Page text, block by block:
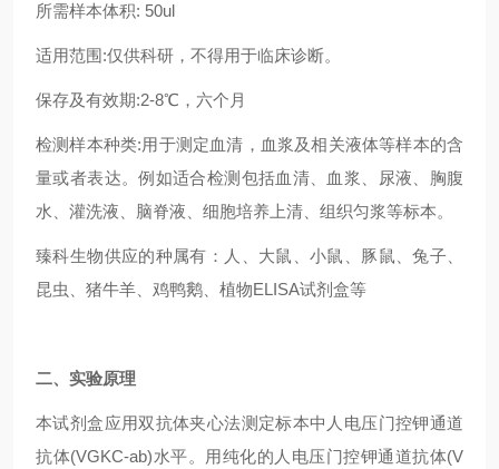
所需样本体积: 50ul
适用范围:仅供科研，不得用于临床诊断。
保存及有效期:2-8℃，六个月
检测样本种类:用于测定血清，血浆及相关液体等样本的含
量或者表达。例如适合检测包括血清、血浆、尿液、胸腹
水、灌洗液、脑脊液、细胞培养上清、组织匀浆等标本。
臻科生物供应的种属有：人、大鼠、小鼠、豚鼠、兔子、
昆虫、猪牛羊、鸡鸭鹅、植物ELISA试剂盒等
二、实验原理
本试剂盒应用双抗体夹心法测定标本中人电压门控钾通道
抗体(VGKC-ab)水平。用纯化的人电压门控钾通道抗体(V